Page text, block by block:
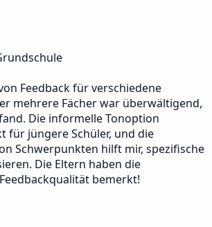
Feedback für verschiedene
mehrere Fächer war überwältigend,
Die informelle Tonoption
jüngere Schüler, und die
Schwerpunkten hilft mir, spezifische
Die Eltern haben die
bemerkt!